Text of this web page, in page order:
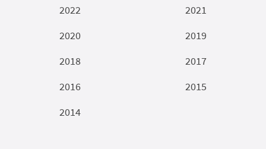
2022
2021
2020
2019
2018
2017
2016
2015
2014